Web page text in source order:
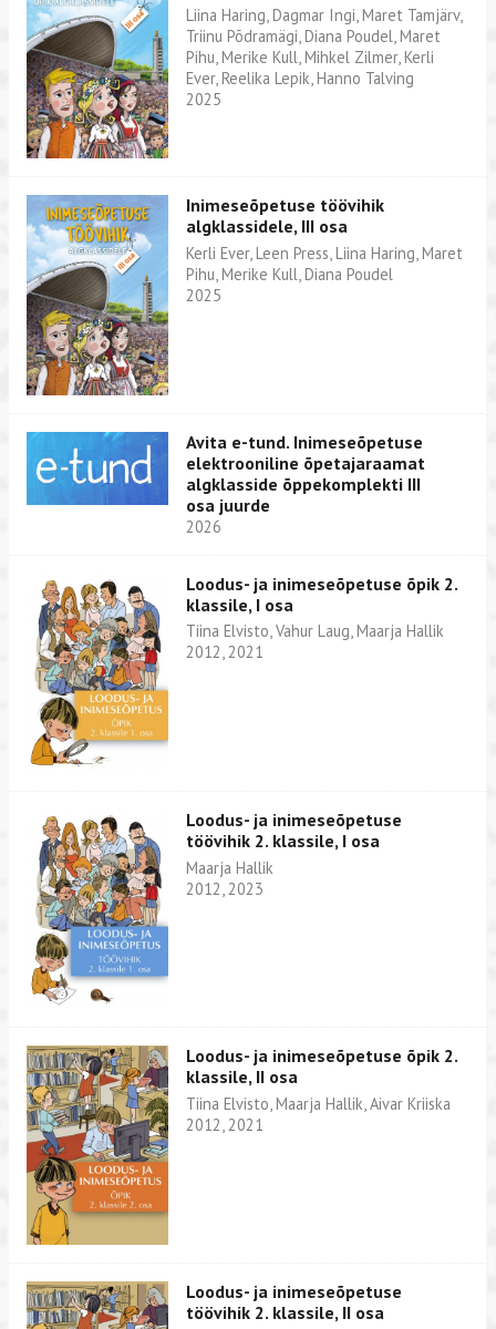
Liina Haring, Dagmar Ingi, Maret Tamjärv,
Triinu Põdramägi, Diana Poudel, Maret
Pihu, Merike Kull, Mihkel Zilmer, Kerli
Ever, Reelika Lepik, Hanno Talving
2025
Inimeseõpetuse töövihik
algklassidele, III osa
Kerli Ever, Leen Press, Liina Haring, Maret
Pihu, Merike Kull, Diana Poudel
2025
Avita e-tund. Inimeseõpetuse
elektrooniline õpetajaraamat
algklasside õppekomplekti III
osa juurde
2026
Loodus- ja inimeseõpetuse õpik 2.
klassile, I osa
Tiina Elvisto, Vahur Laug, Maarja Hallik
2012, 2021
Loodus- ja inimeseõpetuse
töövihik 2. klassile, I osa
Maarja Hallik
2012, 2023
Loodus- ja inimeseõpetuse õpik 2.
klassile, II osa
Tiina Elvisto, Maarja Hallik, Aivar Kriiska
2012, 2021
Loodus- ja inimeseõpetuse
töövihik 2. klassile, II osa